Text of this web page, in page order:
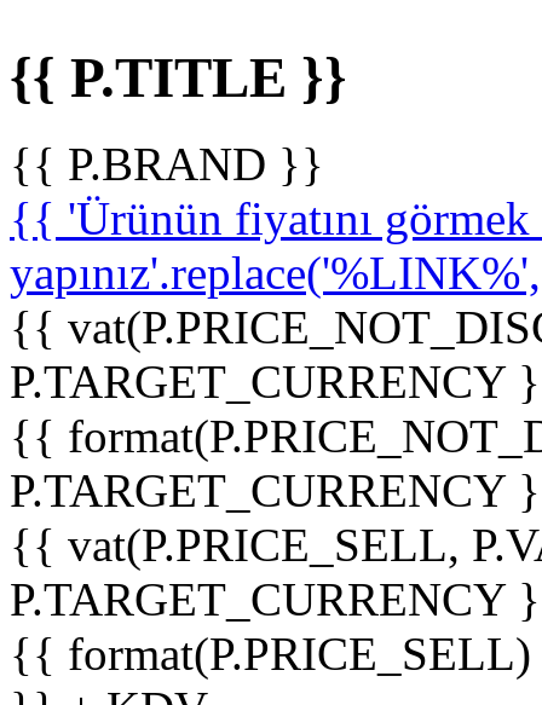
{{ P.TITLE }}
{{ P.BRAND }}
{{ 'Ürünün fiyatını
{{
P.TARGET_CURRENCY
{{
P.TARGET_CURRENCY
{{ vat(P.PRICE_SELL,
P.TARGET_CURRENCY
{{